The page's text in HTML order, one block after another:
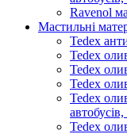
Ravenol
Мастильні
Tedex
Tedex
Tedex
Tedex
Tedex
Tedex